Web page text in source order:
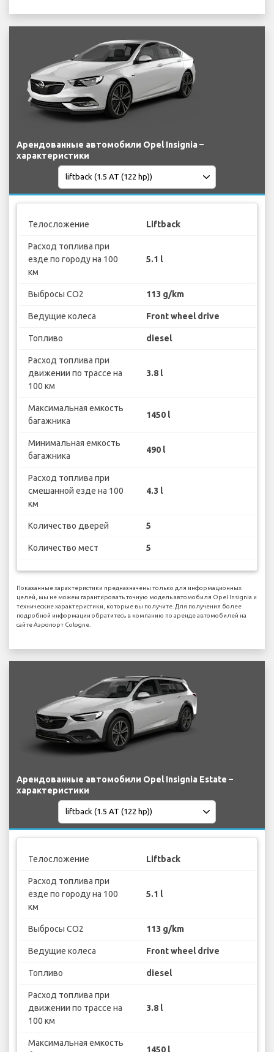
Арендованные автомобили Opel Insignia –
характеристики
Телосложение Liftback
Расход топлива при
езде по городу на 100
км
5.1 l
Выбросы CO2 113 g/km
Ведущие колеса Front wheel drive
Топливо diesel
Расход топлива при
движении по трассе на
100 км
3.8 l
Максимальная емкость
багажника
1450 l
Минимальная емкость
багажника
490 l
Расход топлива при
смешанной езде на 100
км
4.3 l
Количество дверей 5
Количество мест 5
Показанные характеристики предназначены только для информационных
целей, мы не можем гарантировать точную модель автомобиля Opel Insignia и
технические характеристики, которые вы получите. Для получения более
подробной информации обратитесь в компанию по аренде автомобилей на
сайте Аэропорт Cologne.
Арендованные автомобили Opel Insignia Estate –
характеристики
Телосложение Liftback
Расход топлива при
езде по городу на 100
км
5.1 l
Выбросы CO2 113 g/km
Ведущие колеса Front wheel drive
Топливо diesel
Расход топлива при
движении по трассе на
100 км
3.8 l
Максимальная емкость
1450 l